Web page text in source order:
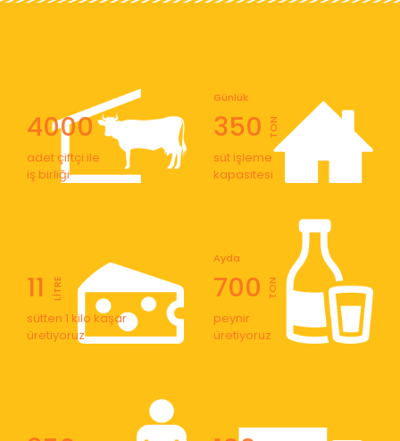
4000
adet çiftçi ile
iş birliği
350
Günlük
TON
süt işleme
kapasitesi
11 LİTRE
sütten 1 kilo kaşar
üretiyoruz
700
Ayda
TON
peynir
üretiyoruz